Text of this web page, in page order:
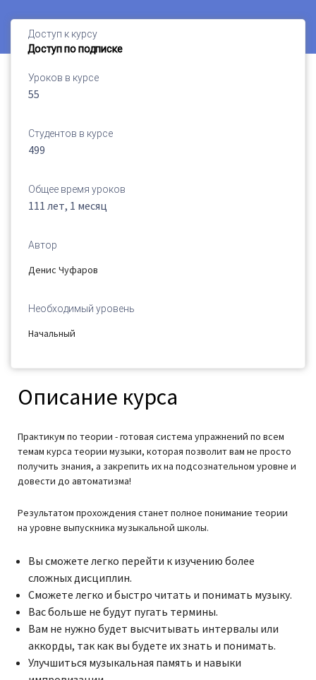
Доступ к курсу
Доступ по подписке
Уроков в курсе
55
Студентов в курсе
499
Общее время уроков
111 лет, 1 месяц
Автор
Денис Чуфаров
Необходимый уровень
Начальный
Описание курса
Практикум по теории - готовая система упражнений по всем
темам курса теории музыки, которая позволит вам не просто
получить знания, а закрепить их на подсознательном уровне и
довести до автоматизма!
Результатом прохождения станет полное понимание теории
на уровне выпускника музыкальной школы.
Вы сможете легко перейти к изучению более
сложных дисциплин.
Сможете легко и быстро читать и понимать музыку.
Вас больше не будут пугать термины.
Вам не нужно будет высчитывать интервалы или
аккорды, так как вы будете их знать и понимать.
Улучшиться музыкальная память и навыки